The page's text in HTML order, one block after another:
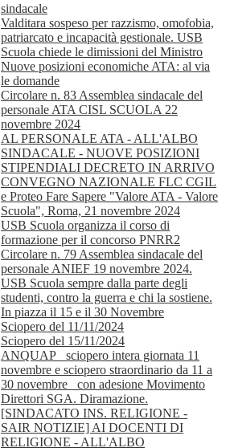
sindacale
Valditara sospeso per razzismo, omofobia,
patriarcato e incapacità gestionale. USB
Scuola chiede le dimissioni del Ministro
Nuove posizioni economiche ATA: al via
le domande
Circolare n. 83 Assemblea sindacale del
personale ATA CISL SCUOLA 22
novembre 2024
AL PERSONALE ATA - ALL'ALBO
SINDACALE - NUOVE POSIZIONI
STIPENDIALI DECRETO IN ARRIVO
CONVEGNO NAZIONALE FLC CGIL
e Proteo Fare Sapere "Valore ATA - Valore
Scuola", Roma, 21 novembre 2024
USB Scuola organizza il corso di
formazione per il concorso PNRR2
Circolare n. 79 Assemblea sindacale del
personale ANIEF 19 novembre 2024.
USB Scuola sempre dalla parte degli
studenti, contro la guerra e chi la sostiene.
In piazza il 15 e il 30 Novembre
Sciopero del 11/11/2024
Sciopero del 15/11/2024
ANQUAP_ sciopero intera giornata 11
novembre e sciopero straordinario da 11 a
30 novembre_ con adesione Movimento
Direttori SGA. Diramazione.
[SINDACATO INS. RELIGIONE -
SAIR NOTIZIE] AI DOCENTI DI
RELIGIONE - ALL'ALBO